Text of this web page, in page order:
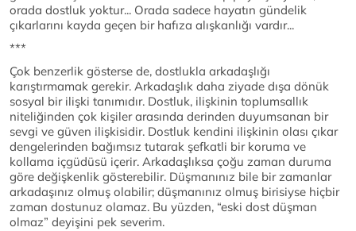
orada dostluk yoktur... Orada sadece hayatın gündelik
çıkarlarını kayda geçen bir hafıza alışkanlığı vardır...
***
Çok benzerlik gösterse de, dostlukla arkadaşlığı
karıştırmamak gerekir. Arkadaşlık daha ziyade dışa dönük
sosyal bir ilişki tanımıdır. Dostluk, ilişkinin toplumsallık
niteliğinden çok kişiler arasında derinden duyumsanan bir
sevgi ve güven ilişkisidir. Dostluk kendini ilişkinin olası çıkar
dengelerinden bağımsız tutarak şefkatli bir koruma ve
kollama içgüdüsü içerir. Arkadaşlıksa çoğu zaman duruma
göre değişkenlik gösterebilir. Düşmanınız bile bir zamanlar
arkadaşınız olmuş olabilir; düşmanınız olmuş birisiyse hiçbir
zaman dostunuz olamaz. Bu yüzden, “eski dost düşman
olmaz” deyişini pek severim.